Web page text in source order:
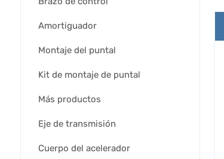
Amortiguador
Montaje del puntal
Kit de montaje de puntal
Más productos
Eje de transmisión
Cuerpo del acelerador